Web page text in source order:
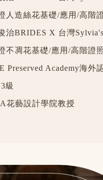
人造絲花基礎/應用/高階
治BRIDES X 台灣
不凋花基礎/應用/高階證照
Preserved Academy海外
級
花藝設計學院教授